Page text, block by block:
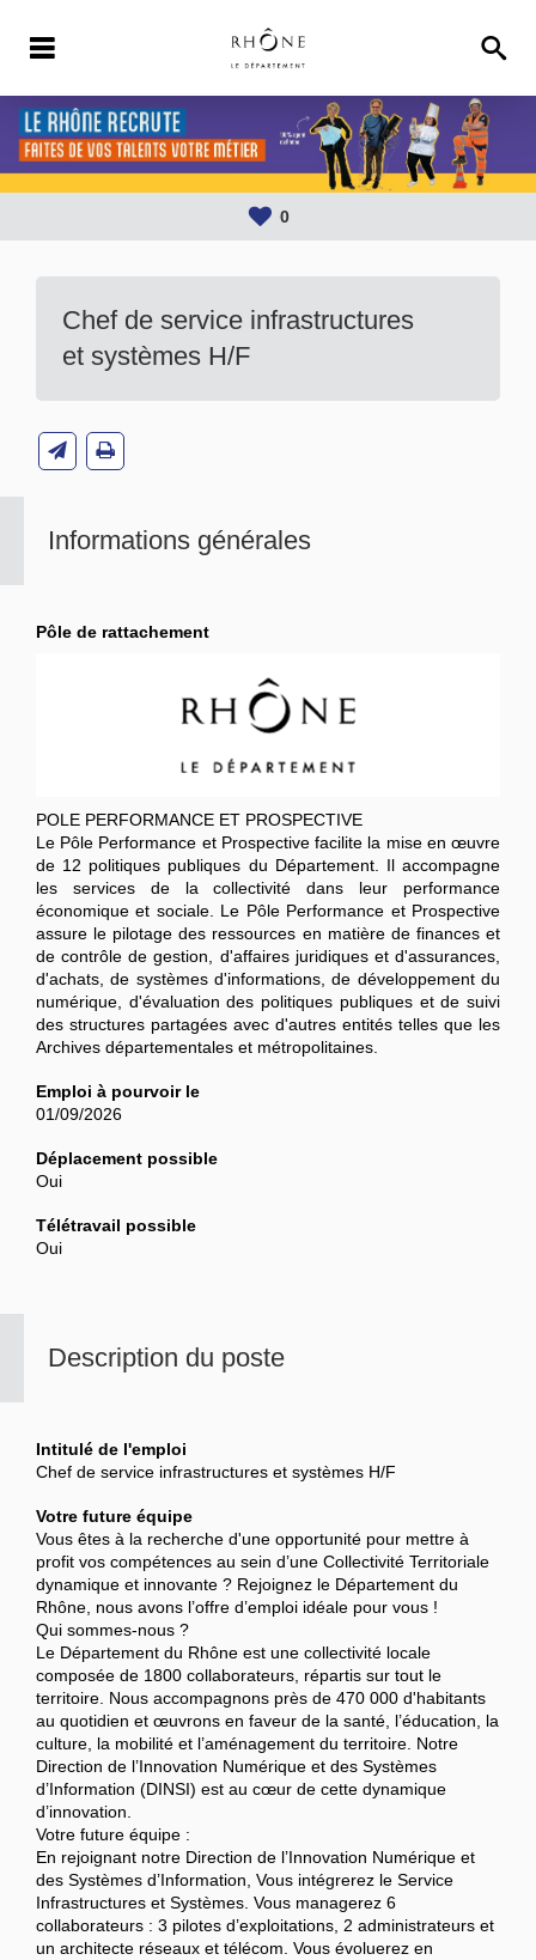
0
Chef de service infrastructures
et systèmes H/F
Description du poste
Intitulé de l'emploi
Chef de service infrastructures et systèmes H/F
Votre future équipe
Vous êtes à la recherche d'une opportunité pour mettre à
profit vos compétences au sein d’une Collectivité Territoriale
dynamique et innovante ? Rejoignez le Département du
Rhône, nous avons l’offre d’emploi idéale pour vous !
Qui sommes-nous ?
Le Département du Rhône est une collectivité locale
composée de 1800 collaborateurs, répartis sur tout le
territoire. Nous accompagnons près de 470 000 d'habitants
au quotidien et œuvrons en faveur de la santé, l’éducation, la
culture, la mobilité et l’aménagement du territoire. Notre
Direction de l’Innovation Numérique et des Systèmes
d’Information (DINSI) est au cœur de cette dynamique
d’innovation.
Votre future équipe :
En rejoignant notre Direction de l’Innovation Numérique et
des Systèmes d’Information, Vous intégrerez le Service
Infrastructures et Systèmes. Vous managerez 6
collaborateurs : 3 pilotes d’exploitations, 2 administrateurs et
un architecte réseaux et télécom. Vous évoluerez en
Informations générales
Pôle de rattachement
POLE PERFORMANCE ET PROSPECTIVE
Le Pôle Performance et Prospective facilite la mise en œuvre
de 12 politiques publiques du Département. Il accompagne
les services de la collectivité dans leur performance
économique et sociale. Le Pôle Performance et Prospective
assure le pilotage des ressources en matière de finances et
de contrôle de gestion, d'affaires juridiques et d'assurances,
d'achats, de systèmes d'informations, de développement du
numérique, d'évaluation des politiques publiques et de suivi
des structures partagées avec d'autres entités telles que les
Archives départementales et métropolitaines.
Emploi à pourvoir le
01/09/2026
Déplacement possible
Oui
Télétravail possible
Oui